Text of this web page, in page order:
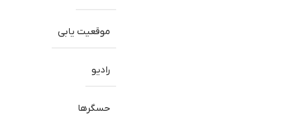
موقعیت یابی
رادیو
حسگرها